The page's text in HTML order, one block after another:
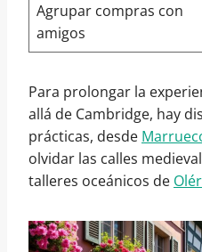
Agrupar compras con
amigos
Para prolongar la
allá de Cambridge, hay
prácticas, desde
olvidar las calles
talleres oceánicos de